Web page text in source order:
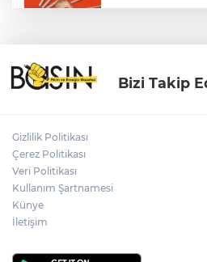
Türkiye ile
yeni dönem...
Bizi Takip
Gizlilik Politikası
Çerez Politikası
Veri Politikası
Kullanım Şartnamesi
Künye
İletişim